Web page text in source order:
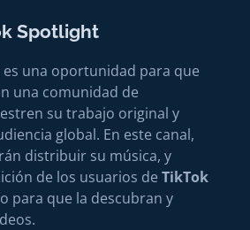
Spotlight
una oportunidad para que
una comunidad de
su trabajo original y
global. En este canal,
distribuir su música, y
de los usuarios de TikTok
para que la descubran y